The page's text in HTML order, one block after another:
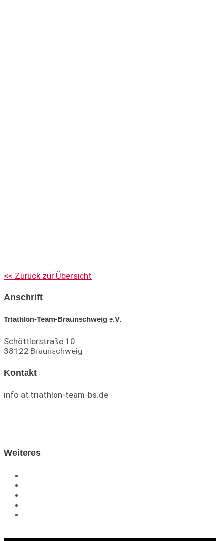
<< Zurück zur Übersicht
Anschrift
Triathlon-Team-Braunschweig e.V.
Schöttlerstraße 10
38122 Braunschweig
Kontakt
info at triathlon-team-bs.de
Weiteres